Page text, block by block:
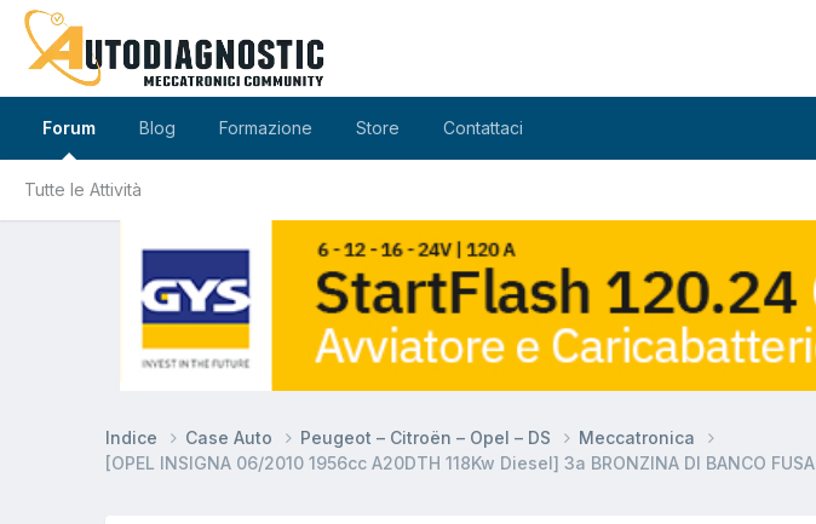
Forum
Tutte le Attività
Blog Formazione Store Contattaci
Indice Case Auto Peugeot – Citroën – Opel – DS
Meccatronica
[OPEL INSIGNA 06/2010 1956cc A20DTH 118Kw Diesel] 3a BRONZINA DI BANCO FUSA